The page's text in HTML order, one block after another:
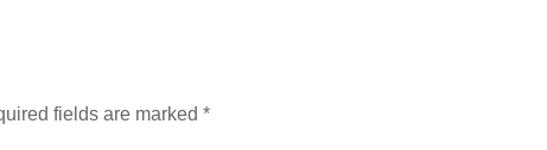
fields are marked*